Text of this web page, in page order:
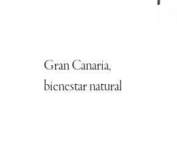
Gran Canaria,
bienestar natural